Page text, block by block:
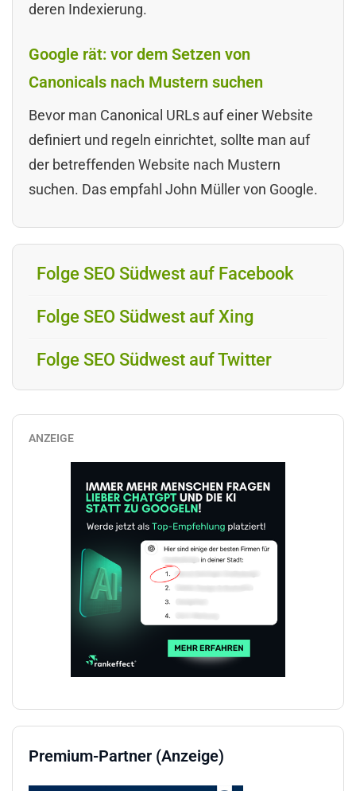
deren Indexierung.
Google rät: vor dem Setzen von
Canonicals nach Mustern suchen
Bevor man Canonical URLs auf einer Website
definiert und regeln einrichtet, sollte man auf
der betreffenden Website nach Mustern
suchen. Das empfahl John Müller von Google.
Folge SEO Südwest auf Facebook
Folge SEO Südwest auf Xing
Folge SEO Südwest auf Twitter
ANZEIGE
Premium-Partner (Anzeige)